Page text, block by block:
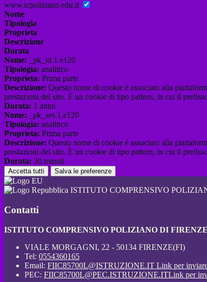
www.icpoliziano.edu.it
Nome
Tipologia
Proprieta
Descrizione
Durata
Nome: _pk_id.1.e120
Tipologia: analitico
Proprieta: Prima parte
Descrizione: Questo nome di cookie è associato alla
prestazioni del sito. È un cookie di tipo pattern, in cui il
Durata: 1 anno
Nome: _pk_ses.1.e120
Tipologia: analitico
Proprieta: Prima parte
Descrizione: Questo nome di cookie è associato alla
prestazioni del sito. È un cookie di tipo pattern, in cui il
Durata: 30 minuti
Accetta tutti Salva le preferenze
ISTITUTO COMPRENSIVO
Contatti
ISTITUTO COMPRENSIVO POLIZIANO DI FIRENZE
VIALE MORGAGNI, 22 - 50134 FIRENZE(FI)
Tel: 0554360165
Email: FIIC85700L@ISTRUZIONE.IT Link per
PEC: FIIC85700L@PEC.ISTRUZIONE.ITLink per